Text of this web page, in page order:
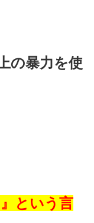
の暴力を使
という言